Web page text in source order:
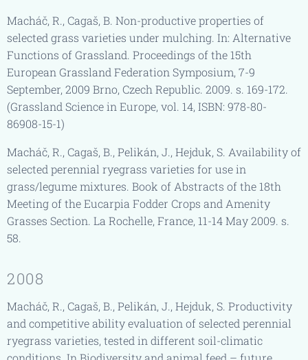
Macháč, R., Cagaš, B. Non-productive properties of
selected grass varieties under mulching. In: Alternative
Functions of Grassland. Proceedings of the 15th
European Grassland Federation Symposium, 7-9
September, 2009 Brno, Czech Republic. 2009. s. 169-172.
(Grassland Science in Europe, vol. 14, ISBN: 978-80-
86908-15-1)
Macháč, R., Cagaš, B., Pelikán, J., Hejduk, S. Availability of
selected perennial ryegrass varieties for use in
grass/legume mixtures. Book of Abstracts of the 18th
Meeting of the Eucarpia Fodder Crops and Amenity
Grasses Section. La Rochelle, France, 11-14 May 2009. s.
58.
2008
Macháč, R., Cagaš, B., Pelikán, J., Hejduk, S. Productivity
and competitive ability evaluation of selected perennial
ryegrass varieties, tested in different soil-climatic